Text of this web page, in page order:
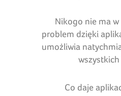
Nikogo nie ma
problem dzięki
umożliwia
Co daje